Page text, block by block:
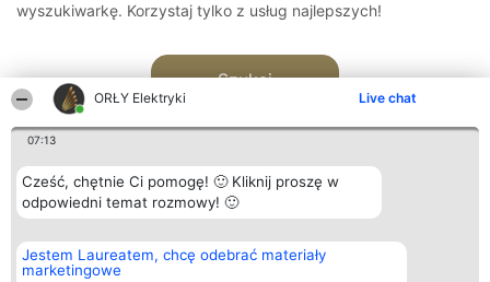
ORŁY Elektryki Live chat
07:13
Cześć, chętnie Ci pomogę! 🙂 Kliknij proszę w
odpowiedni temat rozmowy! 🙂
Jestem Laureatem, chcę odebrać materiały
marketingowe
wyszukiwarkę. Korzystaj tylko z usług najlepszych!
Szukaj
Organizator plebiscytu
Bright Side Solutions sp. z o.
o. sp. k.
Plebiscyt
Laureaci
Kontakt
Kontakt